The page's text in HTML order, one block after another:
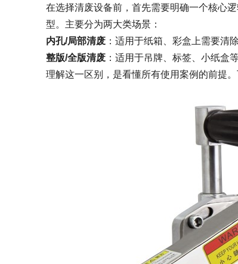
在选择清废设备前，首先需要明确一个核心
型。主要分为两大类场景：
内孔/局部清废 ：适用于纸箱、彩盒上需要清
整版/全版清废 ：适用于吊牌、标签、小纸盒
理解这一区别，是看懂所有使用案例的前提